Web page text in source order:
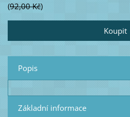
92,00 Kč
Popis
Základní informace